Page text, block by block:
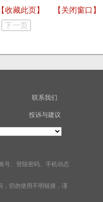
【收藏此页】
【关闭窗口】
下一页
联系我们
投诉与建议
号、登陆密码、手机动态
，切勿使用不明链接，谨